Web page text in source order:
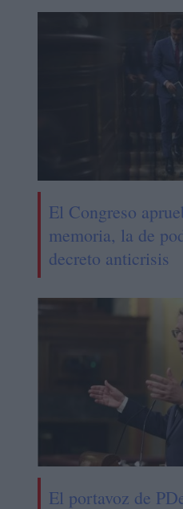
El Congreso
memoria, la de
decreto anticrisis
El portavoz de